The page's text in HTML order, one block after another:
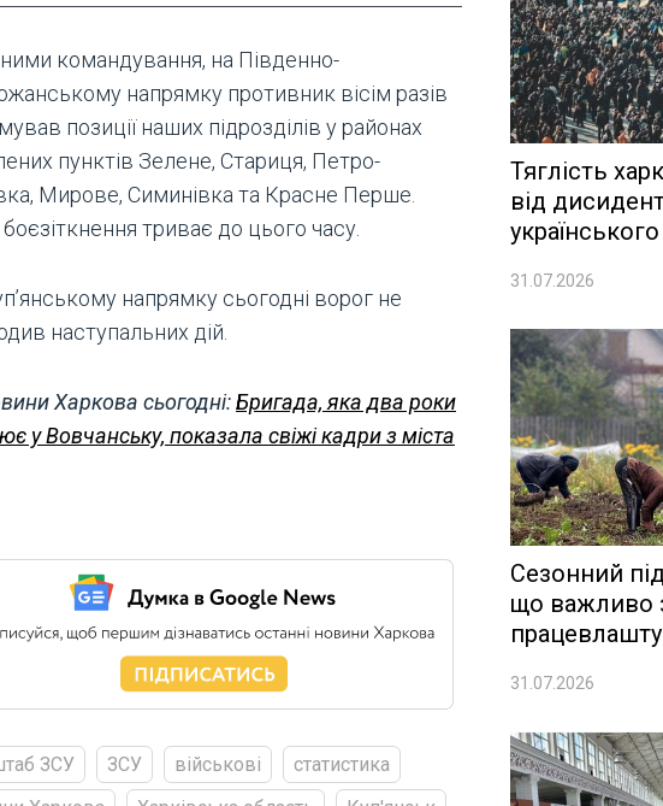
командування, на Південно-
напрямку противник вісім разів
позиції наших підрозділів у районах
пунктів Зелене, Стариця, Петро-
Мирове, Симинівка та Красне Перше.
триває до цього часу.
напрямку сьогодні ворог не
наступальних дій.
Харкова сьогодні:Бригада, яка два роки
у Вовчанську, показала свіжі кадри з міста
ЗСУ ЗСУ військові
статистика
Тяглість
від
31.07.2026
Сезонний
що важливо
31.07.2026